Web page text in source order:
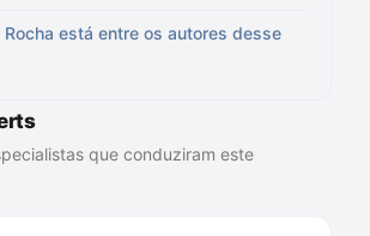
Rocha está entre os autores desse
que conduziram este